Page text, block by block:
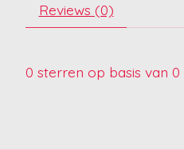
Reviews (0)
0 sterren op basis van 0